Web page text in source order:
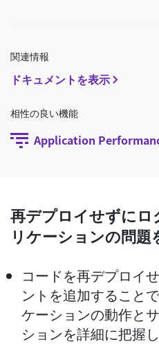
関連情報
ドキュメントを表示
相性の良い機能
Application
再デプロイせずに
リケーションの問題
コードを再デプロイ
ントを追加すること
ケーションの動作と
ションを詳細に把握し